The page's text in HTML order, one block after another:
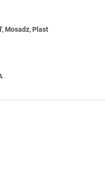
Mosadz, Plast